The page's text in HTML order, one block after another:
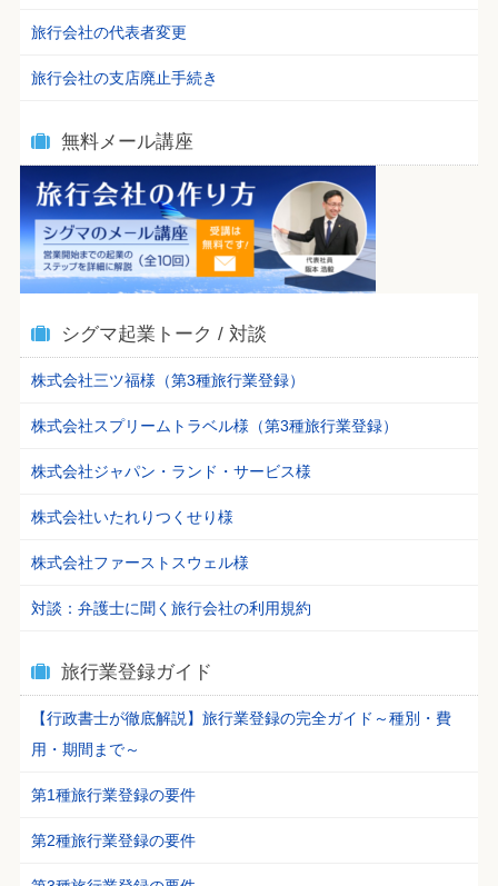
旅行会社の代表者変更
旅行会社の支店廃止手続き
無料メール講座
シグマ起業トーク / 対談
株式会社三ツ福様（第3種旅行業登録）
株式会社スプリームトラベル様（第3種旅行業登録）
株式会社ジャパン・ランド・サービス様
株式会社いたれりつくせり様
株式会社ファーストスウェル様
対談：弁護士に聞く旅行会社の利用規約
旅行業登録ガイド
【行政書士が徹底解説】旅行業登録の完全ガイド～種別・費
用・期間まで～
第1種旅行業登録の要件
第2種旅行業登録の要件